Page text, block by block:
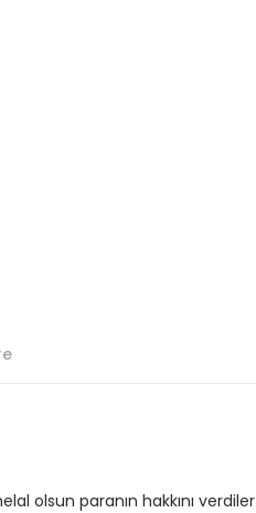
olsun paranın hakkını verdiler